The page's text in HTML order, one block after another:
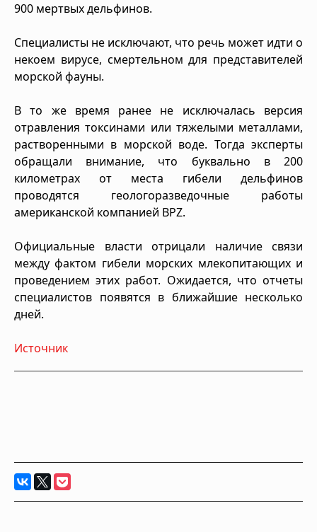
900 мертвых дельфинов.
Специалисты не исключают, что речь может идти о
некоем вирусе, смертельном для представителей
морской фауны.
В то же время ранее не исключалась версия
отравления токсинами или тяжелыми металлами,
растворенными в морской воде. Тогда эксперты
обращали внимание, что буквально в 200
километрах от места гибели дельфинов
проводятся геологоразведочные работы
американской компанией BPZ.
Официальные власти отрицали наличие связи
между фактом гибели морских млекопитающих и
проведением этих работ. Ожидается, что отчеты
специалистов появятся в ближайшие несколько
дней.
Источник